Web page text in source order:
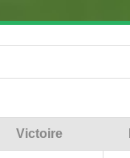
Victoire